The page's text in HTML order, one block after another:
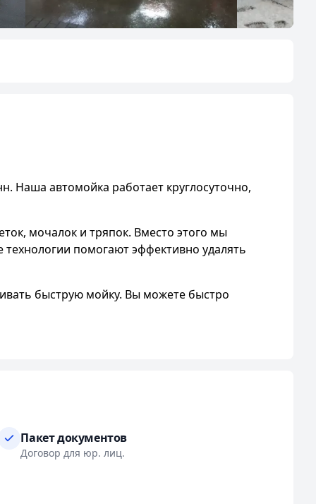
Наша автомойка работает круглосуточно,
мочалок и тряпок. Вместо этого мы
помогают эффективно удалять
быструю мойку. Вы можете быстро
услуге вы можете освежить интерьер
- от легковых до внедорожников,
Пакет документов
Договор для юр. лиц.